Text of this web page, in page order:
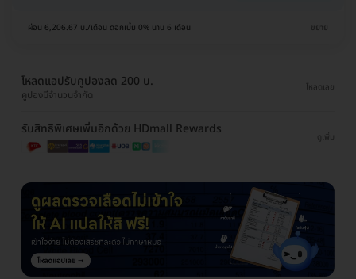
ผ่อน 6,206.67 บ./เดือน ดอกเบี้ย 0% นาน 6 เดือน ขยาย
โหลดแอปรับคูปองลด 200 บ.
คูปองมีจำนวนจำกัด
โหลดเลย
รับสิทธิพิเศษเพิ่มอีกด้วย HDmall Rewards
ดูเพิ่ม